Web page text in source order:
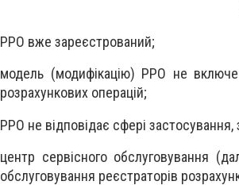
РРО вже зареєстрований;
модель (модифікацію) РРО не
розрахункових операцій;
РРО не відповідає сфері
центр сервісного обслуговування
обслуговування реєстраторів